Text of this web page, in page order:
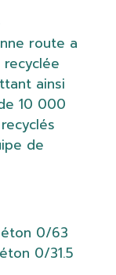
route a
ainsi
10 000
de
0/63
0/31.5